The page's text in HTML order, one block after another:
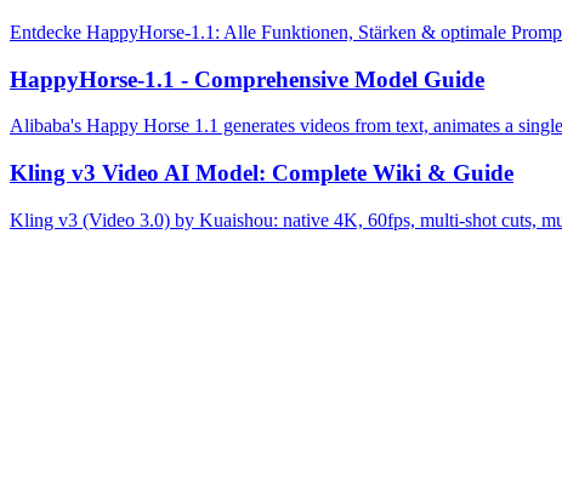
Entdecke HappyHorse-1.1: Alle Funktionen, Stärken & optimale
HappyHorse-1.1 - Comprehensive Model Guide
Alibaba's Happy Horse 1.1 generates videos from text, animates a
Kling v3 Video AI Model: Complete Wiki & Guide
Kling v3 (Video 3.0) by Kuaishou: native 4K, 60fps, multi-shot cuts,